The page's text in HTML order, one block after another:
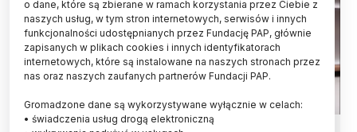
o dane, które są zbierane w ramach korzystania przez Ciebie z
naszych usług, w tym stron internetowych, serwisów i innych
funkcjonalności udostępnianych przez Fundację PAP, głównie
zapisanych w plikach cookies i innych identyfikatorach
internetowych, które są instalowane na naszych stronach przez
nas oraz naszych zaufanych partnerów Fundacji PAP.
Gromadzone dane są wykorzystywane wyłącznie w celach:
• świadczenia usług drogą elektroniczną